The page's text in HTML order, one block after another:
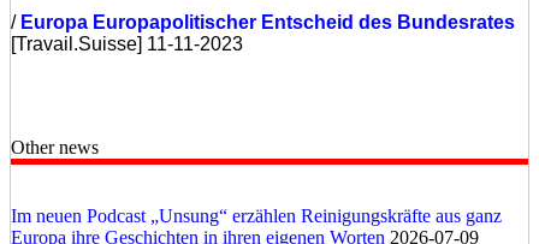
/ Europa Europapolitischer Entscheid des Bundesrates
[Travail.Suisse] 11-11-2023
Other news
Im neuen Podcast „Unsung“ erzählen Reinigungskräfte aus ganz
Europa ihre Geschichten in ihren eigenen Worten 2026-07-09